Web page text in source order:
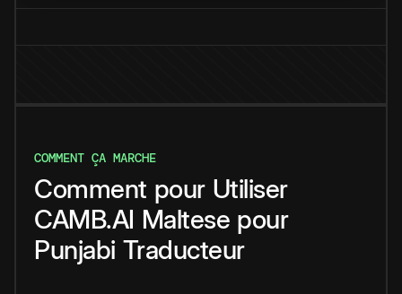
COMMENT ÇA MARCHE
Comment pour Utiliser
CAMB.AI Maltese pour
Punjabi Traducteur